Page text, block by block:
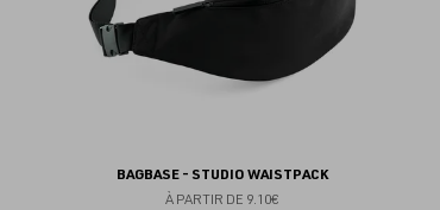
BAGBASE - STUDIO WAISTPACK
À PARTIR DE 9.10€